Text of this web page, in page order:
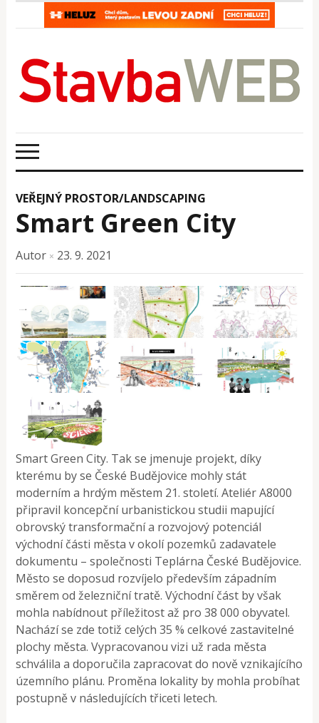
VEŘEJNÝ PROSTOR/LANDSCAPING
Smart Green City
Autor × 23. 9. 2021
Smart Green City. Tak se jmenuje projekt, díky
kterému by se České Budějovice mohly stát
moderním a hrdým městem 21. století. Ateliér A8000
připravil koncepční urbanistickou studii mapující
obrovský transformační a rozvojový potenciál
východní části města v okolí pozemků zadavatele
dokumentu – společnosti Teplárna České Budějovice.
Město se doposud rozvíjelo především západním
směrem od železniční tratě. Východní část by však
mohla nabídnout příležitost až pro 38 000 obyvatel.
Nachází se zde totiž celých 35 % celkové zastavitelné
plochy města. Vypracovanou vizi už rada města
schválila a doporučila zapracovat do nově vznikajícího
územního plánu. Proměna lokality by mohla probíhat
postupně v následujících třiceti letech.